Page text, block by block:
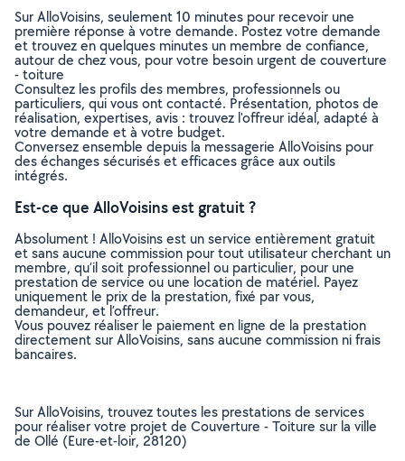
Sur AlloVoisins, seulement 10 minutes pour recevoir une
première réponse à votre demande. Postez votre demande
et trouvez en quelques minutes un membre de confiance,
autour de chez vous, pour votre besoin urgent de couverture
- toiture
Consultez les profils des membres, professionnels ou
particuliers, qui vous ont contacté. Présentation, photos de
réalisation, expertises, avis : trouvez l'offreur idéal, adapté à
votre demande et à votre budget.
Conversez ensemble depuis la messagerie AlloVoisins pour
des échanges sécurisés et efficaces grâce aux outils
intégrés.
Est-ce que AlloVoisins est gratuit ?
Absolument ! AlloVoisins est un service entièrement gratuit
et sans aucune commission pour tout utilisateur cherchant un
membre, qu’il soit professionnel ou particulier, pour une
prestation de service ou une location de matériel. Payez
uniquement le prix de la prestation, fixé par vous,
demandeur, et l’offreur.
Vous pouvez réaliser le paiement en ligne de la prestation
directement sur AlloVoisins, sans aucune commission ni frais
bancaires.
Sur AlloVoisins, trouvez toutes les prestations de services
pour réaliser votre projet de Couverture - Toiture sur la ville
de Ollé (Eure-et-loir, 28120)